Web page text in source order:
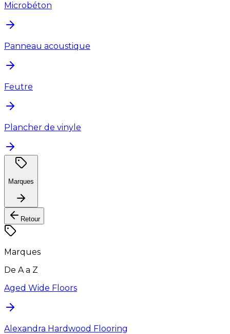
Microbéton
Panneau acoustique
Feutre
Plancher de vinyle
Marques
Retour
Marques
De A a Z
Aged Wide Floors
Alexandra Hardwood Flooring